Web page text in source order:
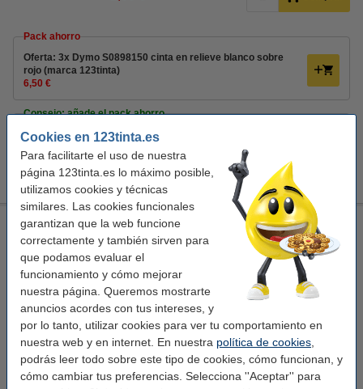
Cookies en 123tinta.es
Para facilitarte el uso de nuestra
página 123tinta.es lo máximo posible,
utilizamos cookies y técnicas
similares. Las cookies funcionales
garantizan que la web funcione
correctamente y también sirven para
que podamos evaluar el
funcionamiento y cómo mejorar
nuestra página. Queremos mostrarte
anuncios acordes con tus intereses, y
por lo tanto, utilizar cookies para ver tu comportamiento en
nuestra web y en internet. En nuestra política de cookies
podrás leer todo sobre este tipo de cookies, cómo funcionan, y
cómo cambiar tus preferencias. Selecciona ''Aceptar'' para
Pack ahorro
Oferta: 3x Dymo S0898150 cinta en relieve blanco sobre
rojo (marca 123tinta)
6,50 €
Consejo: añade el pack ahorro
Pack ahorro: 2x Marca 123tinta reemplaza a Dymo 9 mm
cinta en relieve (blanco sobre negro blanco sobre rojo y
blanco sobre azul)
12,50 €
Oferta: 3x Dymo S0898150 cinta en relieve blanco sobre rojo
(marca 123tinta)
multifunción rojo
Ver características y descripción
En stock
¡Recíbelo mañana!
6,50 € Comprar